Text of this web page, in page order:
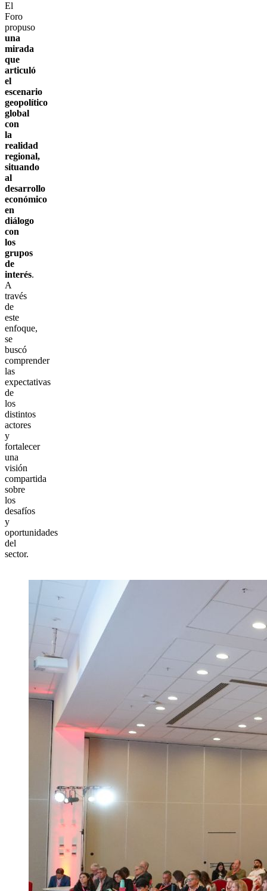
El
Foro
propuso
una
mirada
que
articuló
el
escenario
geopolítico
global
con
la
realidad
regional,
situando
al
desarrollo
económico
en
diálogo
con
los
grupos
de
interés.
A
través
de
este
enfoque,
se
buscó
comprender
las
expectativas
de
los
distintos
actores
y
fortalecer
una
visión
compartida
sobre
los
desafíos
y
oportunidades
del
sector.